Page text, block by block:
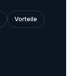
Vorteile